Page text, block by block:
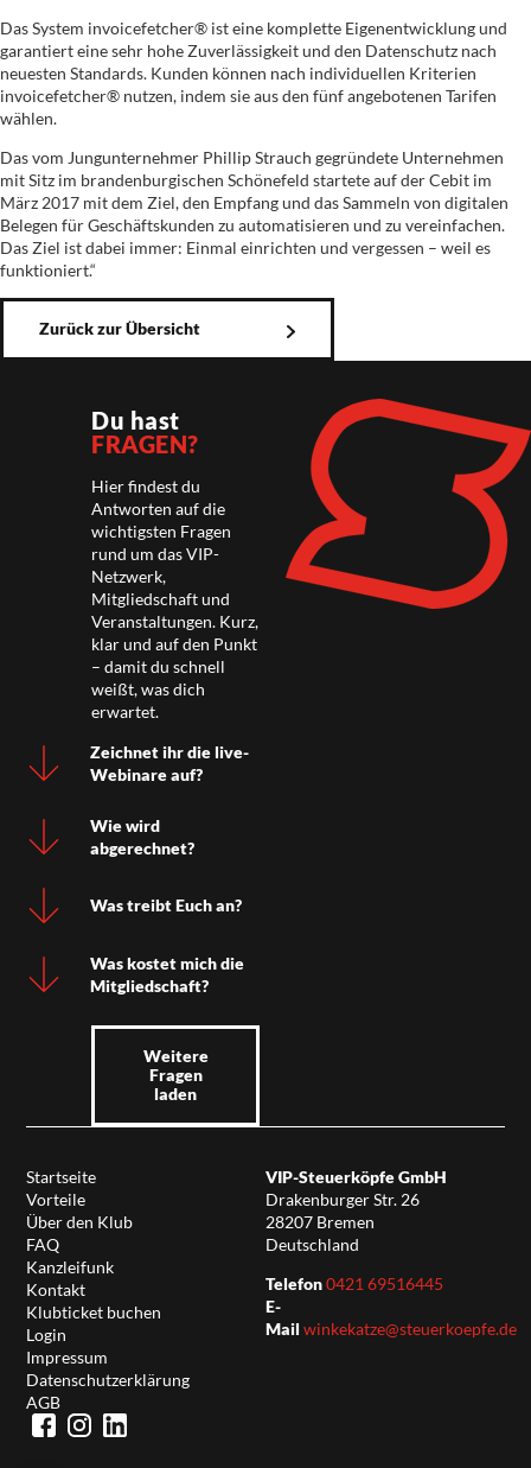
Das System invoicefetcher® ist eine komplette Eigenentwicklung und
garantiert eine sehr hohe Zuverlässigkeit und den Datenschutz nach
neuesten Standards. Kunden können nach individuellen Kriterien
invoicefetcher® nutzen, indem sie aus den fünf angebotenen Tarifen
wählen.
Das vom Jungunternehmer Phillip Strauch gegründete Unternehmen
mit Sitz im brandenburgischen Schönefeld startete auf der Cebit im
März 2017 mit dem Ziel, den Empfang und das Sammeln von digitalen
Belegen für Geschäftskunden zu automatisieren und zu vereinfachen.
Das Ziel ist dabei immer: Einmal einrichten und vergessen – weil es
funktioniert.“
Zurück zur Übersicht
Du hast
FRAGEN?
Hier findest du
Antworten auf die
wichtigsten Fragen
rund um das VIP-
Netzwerk,
Mitgliedschaft und
Veranstaltungen. Kurz,
klar und auf den Punkt
– damit du schnell
weißt, was dich
erwartet.
Zeichnet ihr die live-
Webinare auf?
Wie wird
abgerechnet?
Was treibt Euch an?
Was kostet mich die
Mitgliedschaft?
Weitere
Fragen
laden
Startseite
Vorteile
Über den Klub
FAQ
Kanzleifunk
Kontakt
Klubticket buchen
Login
Impressum
Datenschutzerklärung
AGB
VIP-Steuerköpfe GmbH
Drakenburger Str. 26
28207 Bremen
Deutschland
Telefon0421 69516445
E-
Mail winkekatze@steuerkoepfe.de